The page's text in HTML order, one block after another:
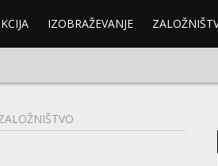
IZOBRAŽEVANJE